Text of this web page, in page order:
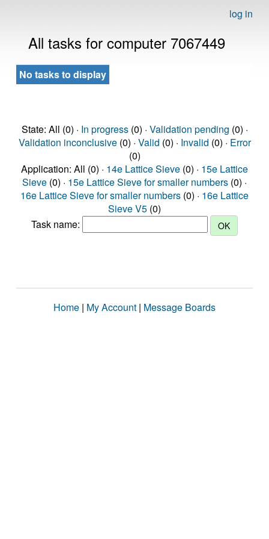
log in
All tasks for computer 7067449
No tasks to display
State: All (0) · In progress(0) · Validation pending (0) ·
Validation inconclusive(0) · Valid (0) · Invalid (0) · Error
(0)
Application: All (0) · 14e Lattice Sieve (0) · 15e Lattice
Sieve (0) · 15e Lattice Sieve for smaller numbers (0) ·
16e Lattice Sieve for smaller numbers (0) · 16e Lattice
Sieve V5 (0)
Task name:
Home | My Account | Message Boards